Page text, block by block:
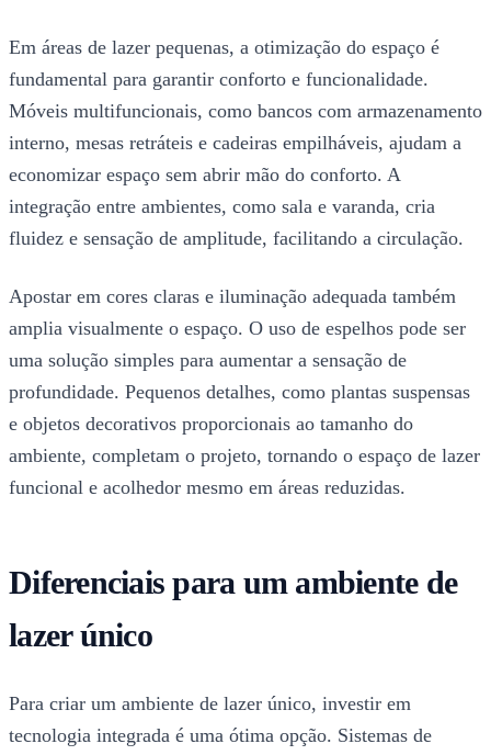
Em áreas de lazer pequenas, a otimização do espaço é
fundamental para garantir conforto e funcionalidade.
Móveis multifuncionais, como bancos com armazenamento
interno, mesas retráteis e cadeiras empilháveis, ajudam a
economizar espaço sem abrir mão do conforto. A
integração entre ambientes, como sala e varanda, cria
fluidez e sensação de amplitude, facilitando a circulação.
Apostar em cores claras e iluminação adequada também
amplia visualmente o espaço. O uso de espelhos pode ser
uma solução simples para aumentar a sensação de
profundidade. Pequenos detalhes, como plantas suspensas
e objetos decorativos proporcionais ao tamanho do
ambiente, completam o projeto, tornando o espaço de lazer
funcional e acolhedor mesmo em áreas reduzidas.
Diferenciais para um ambiente de
lazer único
Para criar um ambiente de lazer único, investir em
tecnologia integrada é uma ótima opção. Sistemas de